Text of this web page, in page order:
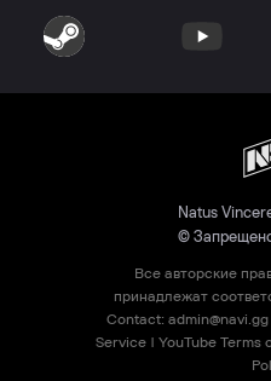
Natus
© Запрещено
Все авторские
принадлежат
Contact: admin@navi.gg
Service | YouTube Terms